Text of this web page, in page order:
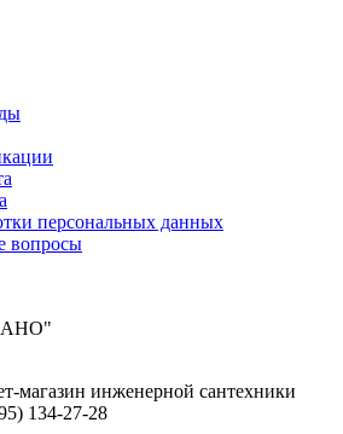
персональных данных
вопросы
магазин инженерной сантехники
134-27-28